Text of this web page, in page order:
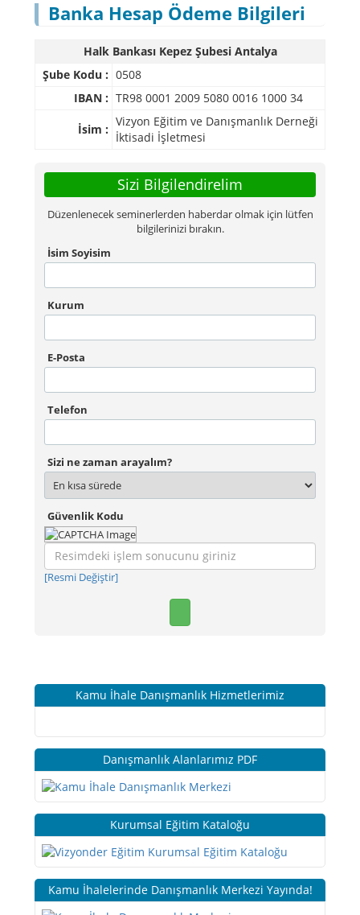
Banka Hesap Ödeme Bilgileri
Halk Bankası Kepez Şubesi Antalya
Şube Kodu : 0508
IBAN : TR98 0001 2009 5080 0016 1000 34
İsim :
Vizyon Eğitim ve Danışmanlık Derneği
İktisadi İşletmesi
Sizi Bilgilendirelim
Düzenlenecek seminerlerden haberdar olmak için lütfen
bilgilerinizi bırakın.
İsim Soyisim
Kurum
E-Posta
Telefon
Sizi ne zaman arayalım?
Güvenlik Kodu
[Resmi Değiştir]
Kamu İhale Danışmanlık Hizmetlerimiz
Danışmanlık Alanlarımız PDF
Kurumsal Eğitim Kataloğu
Kamu İhalelerinde Danışmanlık Merkezi Yayında!